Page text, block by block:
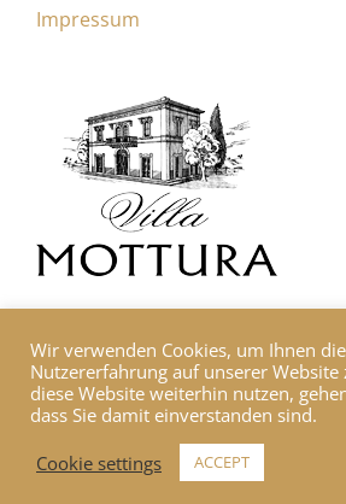
Impressum
© 2020 Weine-Mottura. Das Copyright von
Weine-Mottura
Wir verwenden Cookies, um Ihnen
Nutzererfahrung auf unserer Website
diese Website weiterhin nutzen,
dass Sie damit einverstanden sind.
Cookie settings
ACCEPT